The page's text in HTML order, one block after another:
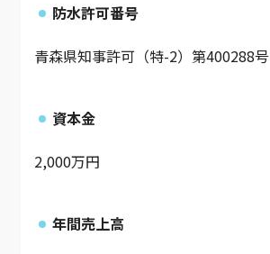
防水許可番号
青森県知事許可（特-2）第400288号
資本金
2,000万円
年間売上高